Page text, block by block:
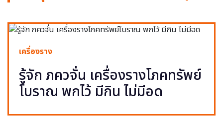
เครื่องราง
รู้จัก ภควจั่น เครื่องรางโภคทรัพย์
โบราณ พกไว้ มีกิน ไม่มีอด